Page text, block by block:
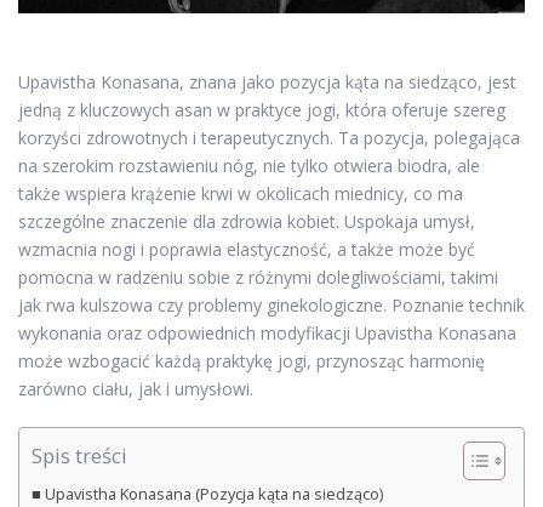
Upavistha Konasana, znana jako pozycja kąta na siedząco, jest
jedną z kluczowych asan w praktyce jogi, która oferuje szereg
korzyści zdrowotnych i terapeutycznych. Ta pozycja, polegająca
na szerokim rozstawieniu nóg, nie tylko otwiera biodra, ale
także wspiera krążenie krwi w okolicach miednicy, co ma
szczególne znaczenie dla zdrowia kobiet. Uspokaja umysł,
wzmacnia nogi i poprawia elastyczność, a także może być
pomocna w radzeniu sobie z różnymi dolegliwościami, takimi
jak rwa kulszowa czy problemy ginekologiczne. Poznanie technik
wykonania oraz odpowiednich modyfikacji Upavistha Konasana
może wzbogacić każdą praktykę jogi, przynosząc harmonię
zarówno ciału, jak i umysłowi.
Spis treści
Upavistha Konasana (Pozycja kąta na siedząco)